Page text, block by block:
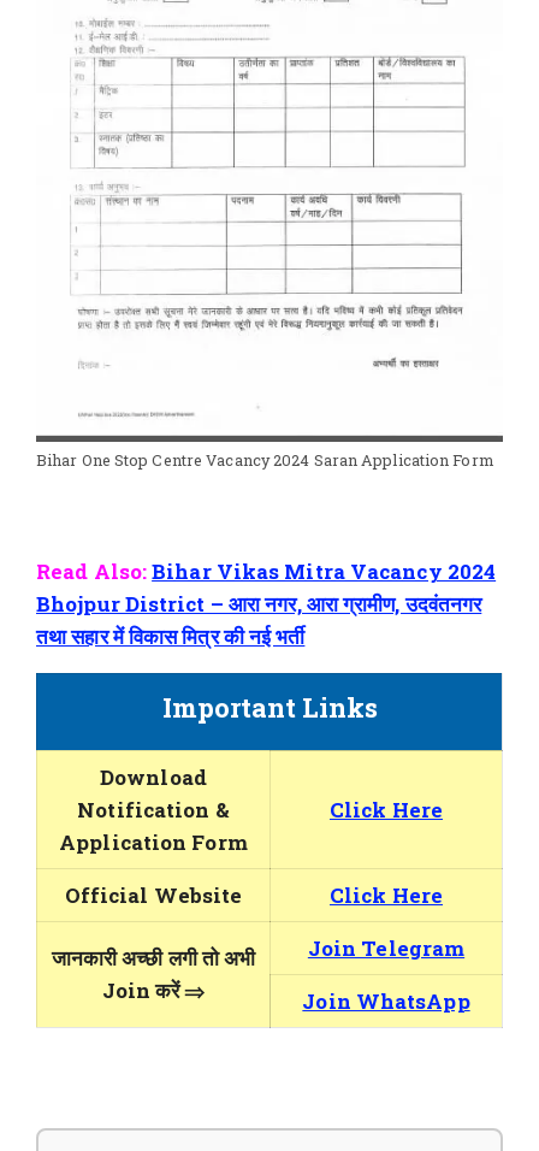
Bihar One Stop Centre Vacancy 2024 Saran Application Form
Read Also:Bihar Vikas Mitra Vacancy 2024
Bhojpur District – आरा नगर, आरा ग्रामीण, उदवंतनगर
तथा सहार में विकास मित्र की नई भर्ती
Important Links
Download
Notification &
Application Form
Click Here
Official Website Click Here
जानकारी अच्छी लगी तो अभी
Join करें ⇒
Join Telegram
Join WhatsApp